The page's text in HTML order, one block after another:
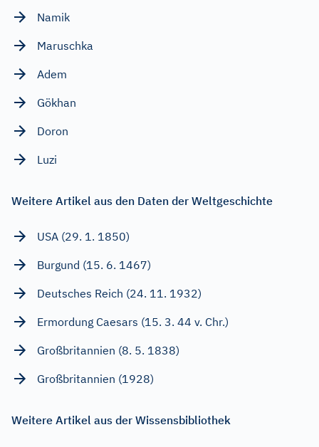
Namik
Maruschka
Adem
Gökhan
Doron
Luzi
Weitere Artikel aus den Daten der Weltgeschichte
USA (29. 1. 1850)
Burgund (15. 6. 1467)
Deutsches Reich (24. 11. 1932)
Ermordung Caesars (15. 3. 44 v. Chr.)
Großbritannien (8. 5. 1838)
Großbritannien (1928)
Weitere Artikel aus der Wissensbibliothek